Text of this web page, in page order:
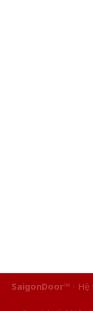
SaigonDoor™ - Hệ